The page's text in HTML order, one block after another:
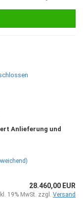
Anlieferung und
28.460,00 EUR
19% MwSt. zzgl. Versand